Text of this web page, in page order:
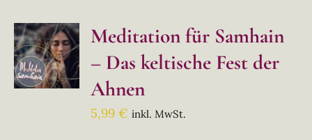
Meditation für Samhain
– Das keltische Fest der
Ahnen
5,99€ inkl. MwSt.